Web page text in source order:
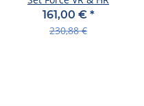
161,00 € *
230,88 €